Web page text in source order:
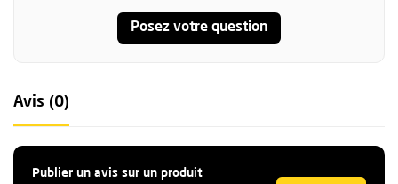
Posez votre question
Avis (0)
Publier un avis sur un produit